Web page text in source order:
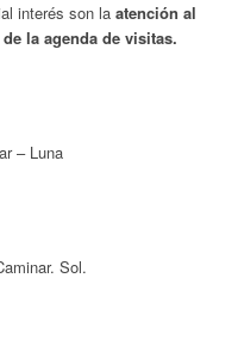
interés son la atención al
la agenda de visitas.
– Luna
Sol.